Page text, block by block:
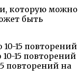
которую можно
быть
15 повторений
15 повторений
повторений на